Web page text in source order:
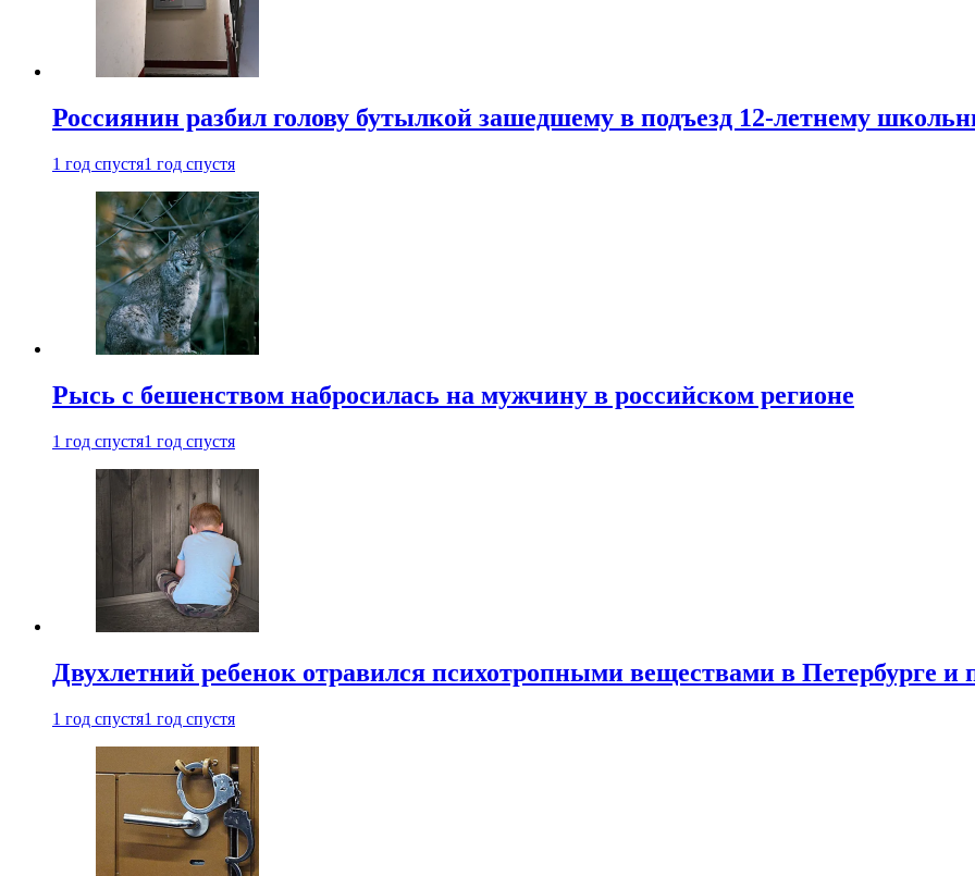
Россиянин разбил голову бутылкой зашедшему в подъезд 12-летнему
1 год спустя1 год спустя
Рысь с бешенством набросилась на мужчину в российском регионе
1 год спустя1 год спустя
Двухлетний ребенок отравился психотропными веществами в Петербурге
1 год спустя1 год спустя